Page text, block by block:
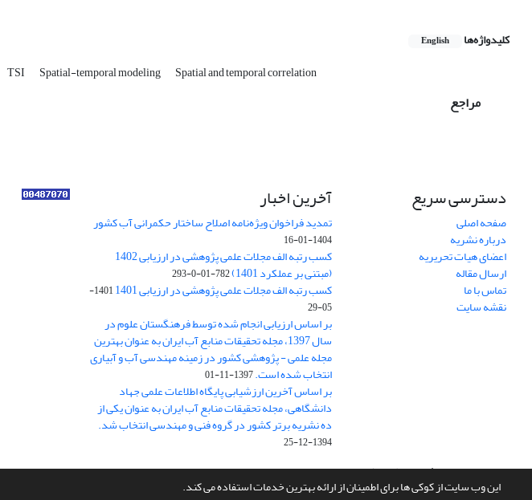
این وب سایت از کوکی ها برای اطمینان از ارائه بهترین خدمات استفاده می کند.
کلیدواژه‌ها English
TSI Spatial-temporal modeling Spatial and temporal correlation
مراجع
دسترسی سریع
صفحه اصلی
درباره نشریه
اعضای هیات تحریریه
ارسال مقاله
تماس با ما
نقشه سایت
آخرین اخبار
تمدید فراخوان ویژه‌نامه اصلاح ساختار حکمرانی آب کشور
1404-01-16
کسب رتبه الف مجلات علمی پژوهشی در ارزیابی 1402
(مبتنی بر عملکرد 1401) 782-01-0-293
کسب رتبه الف مجلات علمی پژوهشی در ارزیابی 1401
1401-
05-29
بر اساس ارزیابی انجام شده توسط فرهنگستان علوم در
سال 1397، مجله تحقیقات منابع آب ایران به عنوان بهترین
مجله علمی - پژوهشی کشور در زمینه مهندسی آب و آبیاری
انتخاب شده است.1397-11-01
بر اساس آخرین ارزشیابی پایگاه اطلاعات علمی جهاد
دانشگاهی، مجله تحقیقات منابع آب ایران به عنوان یکی از
ده نشریه برتر کشور در گروه فنی و مهندسی انتخاب شد.
1394-12-25
سامانه مدیریت نشریات علمی.طراحی و پیاده سازی ازسیناوب